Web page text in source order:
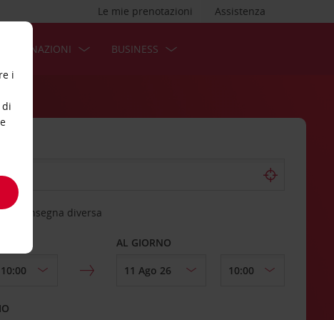
Assistenza
Le mie prenotazioni
DESTINAZIONI BUSINESS
riconsegna diversa
AL GIORNO
i